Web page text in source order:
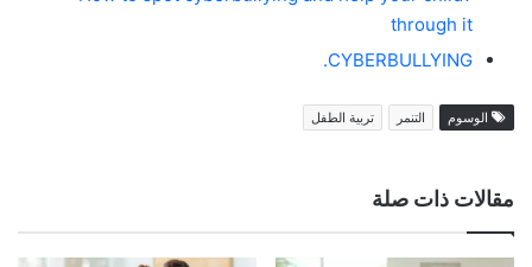
through it
CYBERBULLYING.
الوسوم التنمر تربية الطفل
مقالات ذات صلة